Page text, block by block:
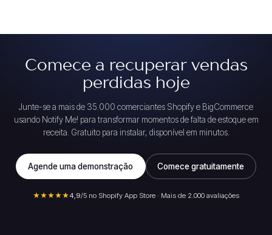
Comece a recuperar vendas
perdidas hoje
Junte-se a mais de 35.000 comerciantes Shopify e BigCommerce
usando Notify Me! para transformar momentos de falta de estoque em
receita. Gratuito para instalar, disponível em minutos.
Agende uma demonstração Comece gratuitamente
★★★★★4,9/5 no Shopify App Store · Mais de 2.000 avaliações